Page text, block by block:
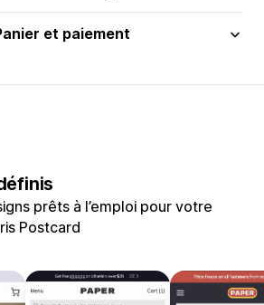
et paiement
prêts à l’emploi pour votre
Postcard